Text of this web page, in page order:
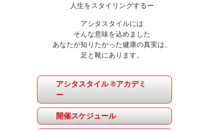
人生をスタイリングするー
アシタスタイルには
そんな意味を込めました
あなたが知りたかった健康の真実は、
足と靴にあります。
アシタスタイル ®アカデミ
ー
開催スケジュール